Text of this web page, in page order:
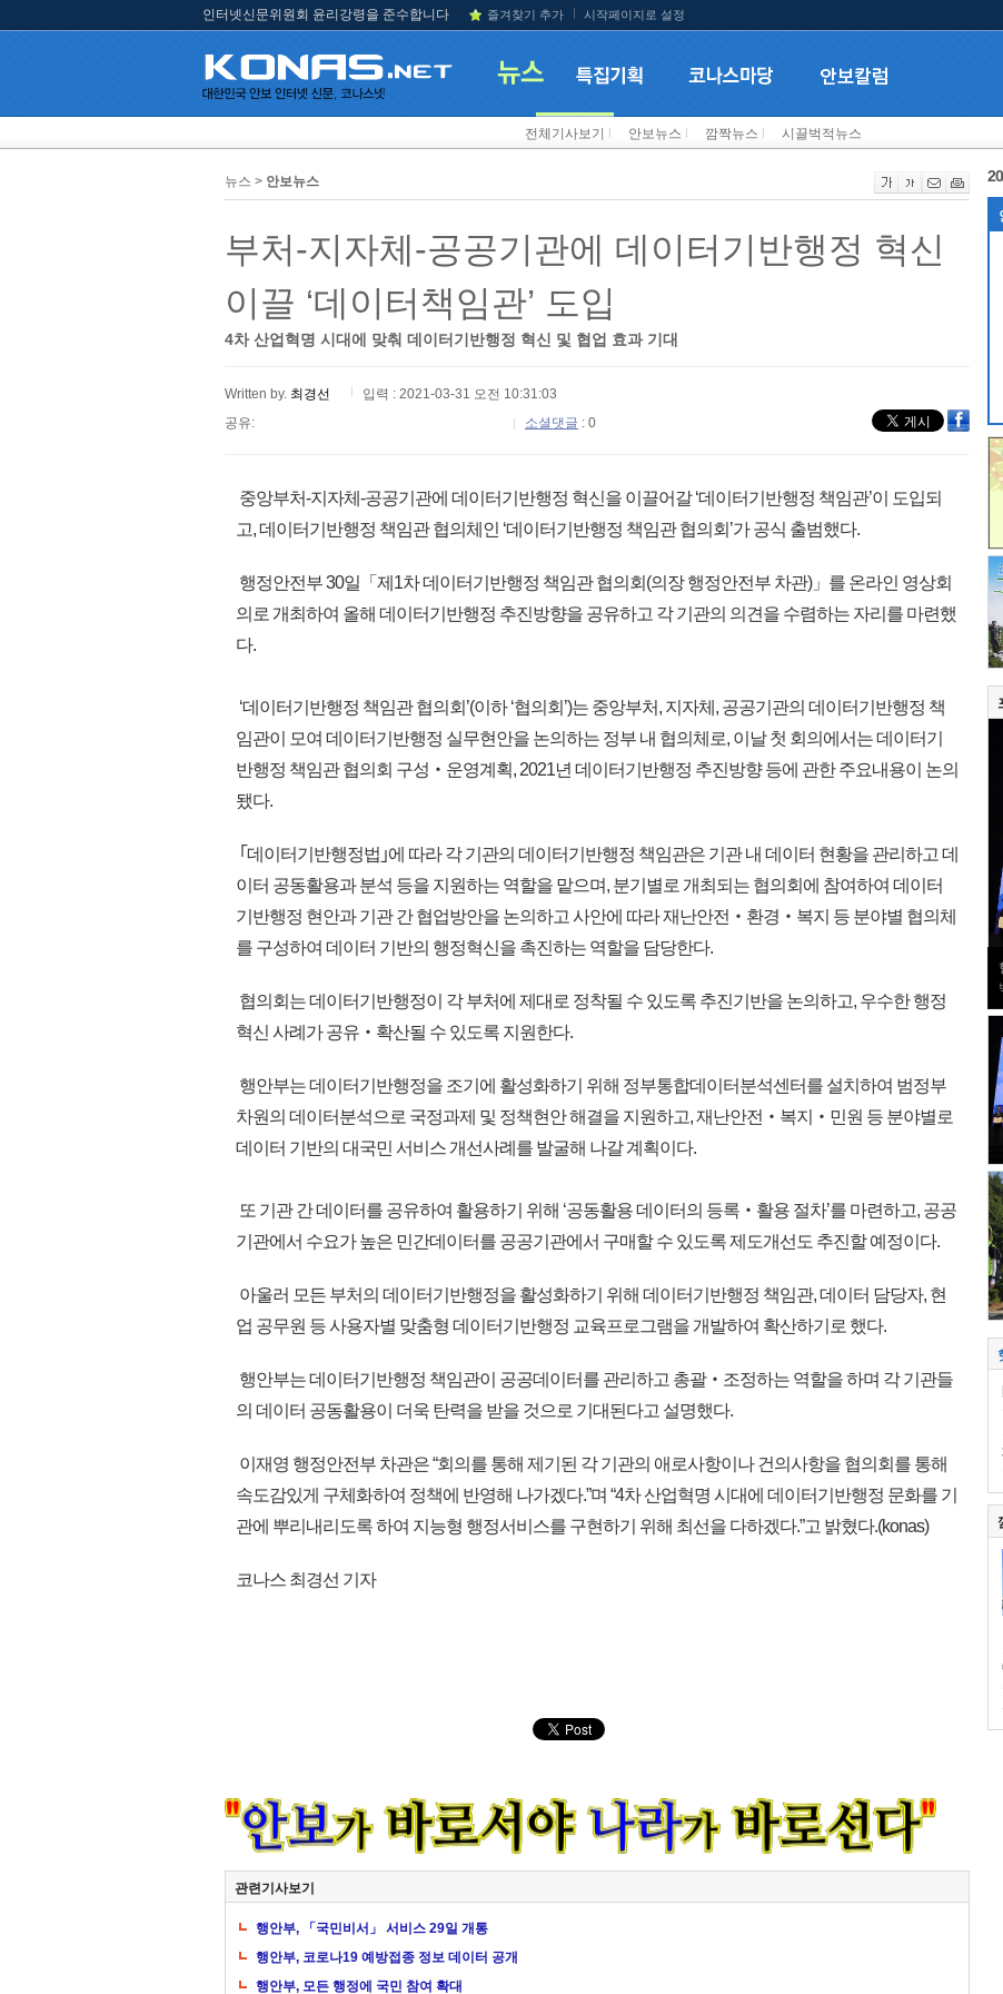
인터넷신문위원회 윤리강령을 준수합니다 즐겨찾기 추가 시작페이지로 설정
전체기사보기 안보뉴스 깜짝뉴스 시끌벅적뉴스
뉴스 > 안보뉴스
부처-지자체-공공기관에 데이터기반행정 혁신
이끌 ‘데이터책임관’ 도입
4차 산업혁명 시대에 맞춰 데이터기반행정 혁신 및 협업 효과 기대
Written by. 최경선
입력 : 2021-03-31 오전 10:31:03
공유:
소셜댓글 : 0
중앙부처-지자체-공공기관에 데이터기반행정 혁신을 이끌어갈 ‘데이터기반행정 책임관’이 도입되
고, 데이터기반행정 책임관 협의체인 ‘데이터기반행정 책임관 협의회’가 공식 출범했다.
행정안전부 30일「제1차 데이터기반행정 책임관 협의회(의장 행정안전부 차관)」를 온라인 영상회
의로 개최하여 올해 데이터기반행정 추진방향을 공유하고 각 기관의 의견을 수렴하는 자리를 마련했
다.
‘데이터기반행정 책임관 협의회’(이하 ‘협의회’)는 중앙부처, 지자체, 공공기관의 데이터기반행정 책
임관이 모여 데이터기반행정 실무현안을 논의하는 정부 내 협의체로, 이날 첫 회의에서는 데이터기
반행정 책임관 협의회 구성‧운영계획, 2021년 데이터기반행정 추진방향 등에 관한 주요내용이 논의
됐다.
｢데이터기반행정법｣에 따라 각 기관의 데이터기반행정 책임관은 기관 내 데이터 현황을 관리하고 데
이터 공동활용과 분석 등을 지원하는 역할을 맡으며, 분기별로 개최되는 협의회에 참여하여 데이터
기반행정 현안과 기관 간 협업방안을 논의하고 사안에 따라 재난안전‧환경‧복지 등 분야별 협의체
를 구성하여 데이터 기반의 행정혁신을 촉진하는 역할을 담당한다.
협의회는 데이터기반행정이 각 부처에 제대로 정착될 수 있도록 추진기반을 논의하고, 우수한 행정
혁신 사례가 공유‧확산될 수 있도록 지원한다.
행안부는 데이터기반행정을 조기에 활성화하기 위해 정부통합데이터분석센터를 설치하여 범정부
차원의 데이터분석으로 국정과제 및 정책현안 해결을 지원하고, 재난안전‧복지‧민원 등 분야별로
데이터 기반의 대국민 서비스 개선사례를 발굴해 나갈 계획이다.
또 기관 간 데이터를 공유하여 활용하기 위해 ‘공동활용 데이터의 등록‧활용 절차’를 마련하고, 공공
기관에서 수요가 높은 민간데이터를 공공기관에서 구매할 수 있도록 제도개선도 추진할 예정이다.
아울러 모든 부처의 데이터기반행정을 활성화하기 위해 데이터기반행정 책임관, 데이터 담당자, 현
업 공무원 등 사용자별 맞춤형 데이터기반행정 교육프로그램을 개발하여 확산하기로 했다.
행안부는 데이터기반행정 책임관이 공공데이터를 관리하고 총괄‧조정하는 역할을 하며 각 기관들
의 데이터 공동활용이 더욱 탄력을 받을 것으로 기대된다고 설명했다.
이재영 행정안전부 차관은 “회의를 통해 제기된 각 기관의 애로사항이나 건의사항을 협의회를 통해
속도감있게 구체화하여 정책에 반영해 나가겠다.”며 “4차 산업혁명 시대에 데이터기반행정 문화를 기
관에 뿌리내리도록 하여 지능형 행정서비스를 구현하기 위해 최선을 다하겠다.”고 밝혔다.(konas)
코나스 최경선 기자
관련기사보기
행안부, 「국민비서」 서비스 29일 개통
행안부, 코로나19 예방접종 정보 데이터 공개
행안부, 모든 행정에 국민 참여 확대